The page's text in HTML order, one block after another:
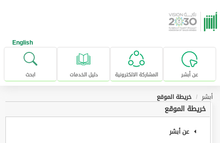
تخطى للإنتقال إلى المحتوى الرئيسي
English
عن أبشر المشاركة الالكترونية دليل الخدمات ابحث
أبشر خريطة الموقع
خريطة الموقع
عن أبشر